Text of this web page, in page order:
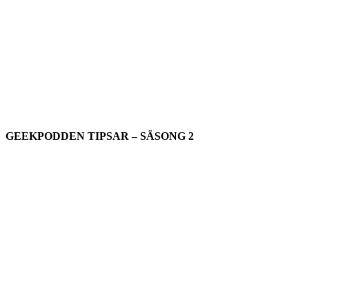
GEEKPODDEN TIPSAR – SÄSONG 2